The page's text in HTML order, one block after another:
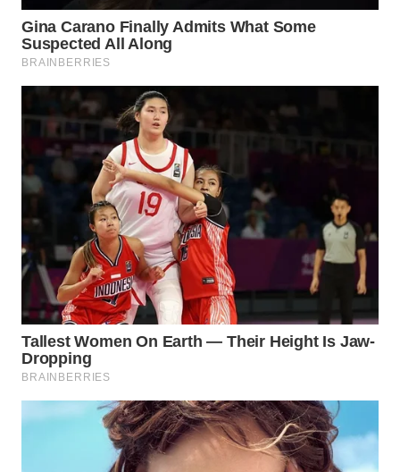
WN
TAPANULI
TENGAH
WN DELI
SERDANG
WN
TEBING
TINGGI
WN
PAKPAK
WN
KARAWANG
WN